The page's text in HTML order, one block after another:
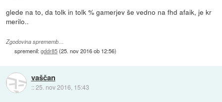
glede na to, da tolk in tolk % gamerjev še vedno na fhd afaik, je kr
merilo..
Zgodovina sprememb…
spremenil:gddr85(25. nov 2016 ob 12:56)
vaščan
::25. nov 2016, 15:43